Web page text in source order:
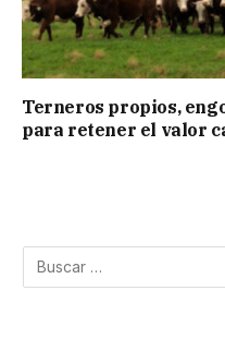
Terneros propios,
para retener el valor